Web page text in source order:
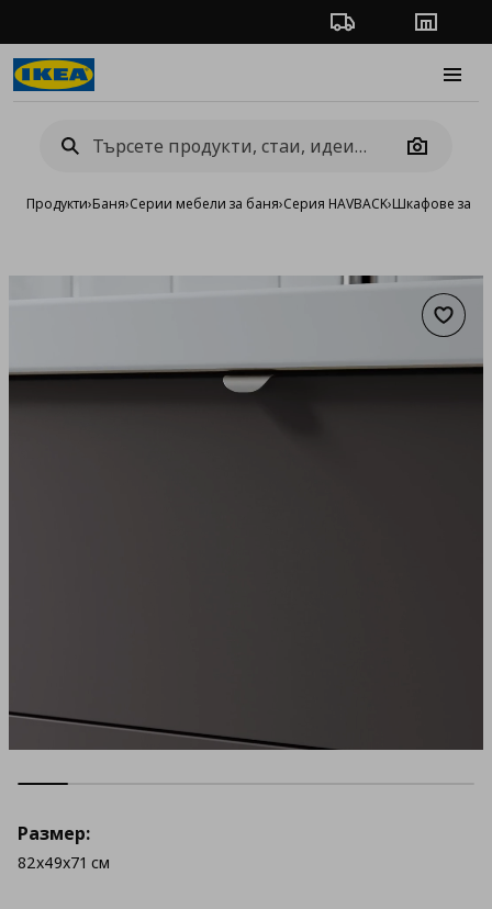
Проследяване на
Camera
Продукти›Баня›Серии мебели за баня›Серия HAVBACK›Шкафове за
Размер:
82x49x71 см